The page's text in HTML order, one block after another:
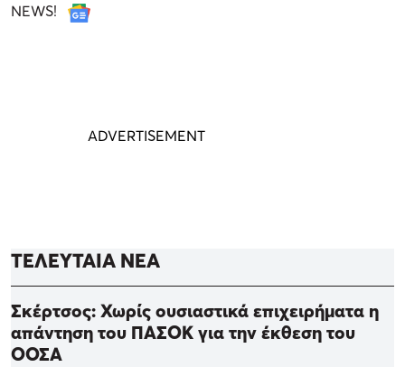
NEWS!
ΤΕΛΕΥΤΑΙΑ ΝΕΑ
Σκέρτσος: Χωρίς ουσιαστικά επιχειρήματα η
απάντηση του ΠΑΣΟΚ για την έκθεση του
ΟΟΣΑ